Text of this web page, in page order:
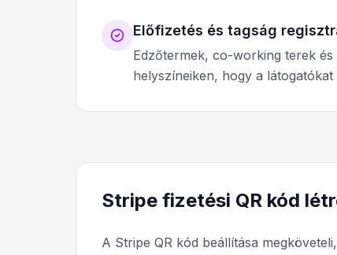
Előfizetés és tagság
Edzőtermek, co-working terek
helyszíneiken, hogy a
Stripe fizetési QR kód
A Stripe QR kód beállítása